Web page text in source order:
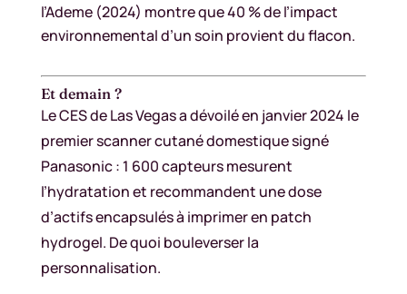
l’Ademe (2024) montre que 40 % de l’impact
environnemental d’un soin provient du flacon.
Et demain ?
Le CES de Las Vegas a dévoilé en janvier 2024 le
premier scanner cutané domestique signé
Panasonic : 1 600 capteurs mesurent
l’hydratation et recommandent une dose
d’actifs encapsulés à imprimer en patch
hydrogel. De quoi bouleverser la
personnalisation.